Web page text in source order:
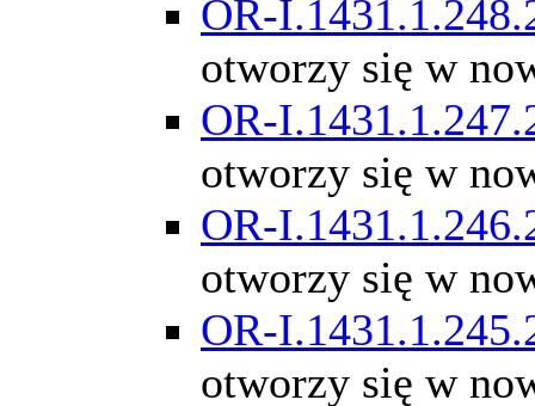
OR-
otworzy się w
OR-
otworzy się w
OR-
otworzy się w
OR-
otworzy się w